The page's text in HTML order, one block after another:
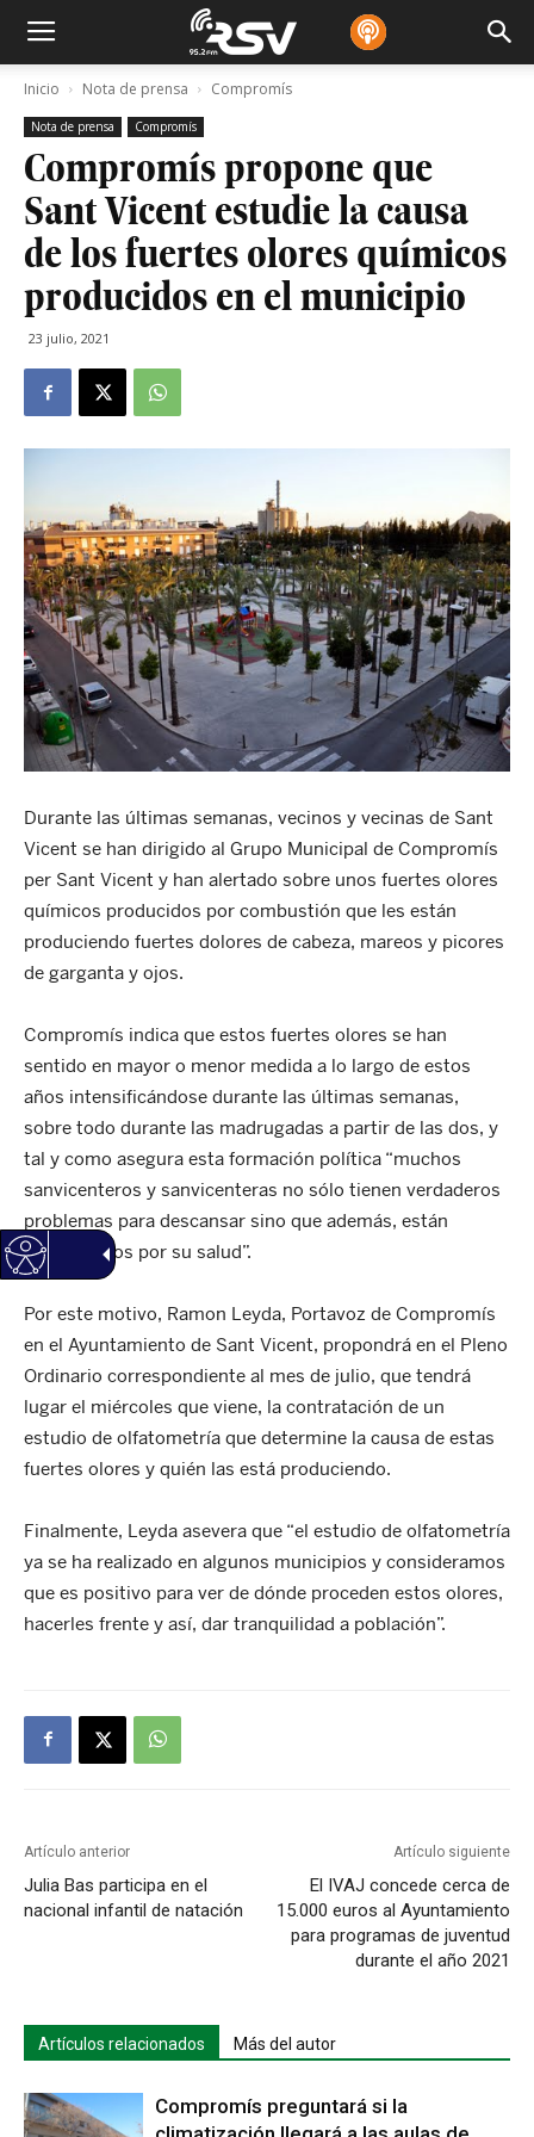
Inicio Nota de prensa Compromís
Nota de prensa Compromís
Compromís propone que
Sant Vicent estudie la causa
de los fuertes olores químicos
producidos en el municipio
23 julio, 2021
Durante las últimas semanas, vecinos y vecinas de Sant
Vicent se han dirigido al Grupo Municipal de Compromís
per Sant Vicent y han alertado sobre unos fuertes olores
químicos producidos por combustión que les están
produciendo fuertes dolores de cabeza, mareos y picores
de garganta y ojos.
Compromís indica que estos fuertes olores se han
sentido en mayor o menor medida a lo largo de estos
años intensificándose durante las últimas semanas,
sobre todo durante las madrugadas a partir de las dos, y
tal y como asegura esta formación política “muchos
sanvicenteros y sanvicenteras no sólo tienen verdaderos
problemas para descansar sino que además, están
preocupados por su salud”.
Por este motivo, Ramon Leyda, Portavoz de Compromís
en el Ayuntamiento de Sant Vicent, propondrá en el Pleno
Ordinario correspondiente al mes de julio, que tendrá
lugar el miércoles que viene, la contratación de un
estudio de olfatometría que determine la causa de estas
fuertes olores y quién las está produciendo.
Finalmente, Leyda asevera que “el estudio de olfatometría
ya se ha realizado en algunos municipios y consideramos
que es positivo para ver de dónde proceden estos olores,
hacerles frente y así, dar tranquilidad a población”.
Artículo anterior
Julia Bas participa en el
nacional infantil de natación
Artículo siguiente
El IVAJ concede cerca de
15.000 euros al Ayuntamiento
para programas de juventud
durante el año 2021
Artículos relacionados Más del autor
Compromís preguntará si la